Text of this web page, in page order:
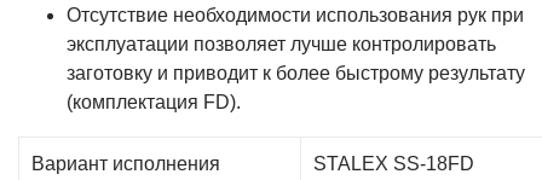
Отсутствие необходимости использования рук при
эксплуатации позволяет лучше контролировать
заготовку и приводит к более быстрому результату
(комплектация FD).
Вариант исполнения STALEX SS-18FD